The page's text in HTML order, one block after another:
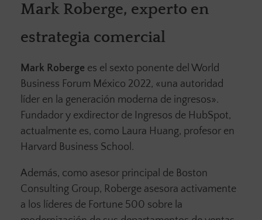
Mark Roberge, experto en
estrategia comercial
Mark Roberge es el sexto ponente del World
Business Forum México 2022, «una autoridad
líder en la generación moderna de ingresos».
Fundador y exdirector de Ingresos de HubSpot,
actualmente es, como Laura Huang, profesor en
Harvard Business School.
Además, como asesor principal de Boston
Consulting Group, Roberge asesora activamente
a los líderes de Fortune 500 sobre la